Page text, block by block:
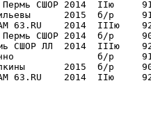
СШОР 2014  IIю
2015  б/р
63.RU    2014
Пермь СШОР 2014  б/
СШОР ЛЛ  2014
б/р
ЧТЗ Галкины